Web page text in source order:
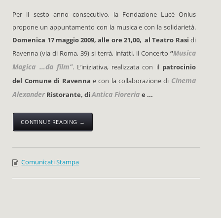
Per il sesto anno consecutivo, la Fondazione Lucè Onlus
propone un appuntamento con la musica e con la solidarietà.
Domenica 17 maggio 2009, alle ore 21,00, al Teatro Rasi di
Ravenna (via di Roma, 39) si terrà, infatti, il Concerto “Musica
Magica …da film”. L’iniziativa, realizzata con il patrocinio
del Comune di Ravenna e con la collaborazione di Cinema
Alexander Ristorante, diAntica Fioreriae ...
CONTINUE READING →
Comunicati Stampa